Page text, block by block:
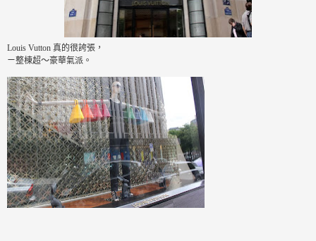
Louis Vutton 真的很誇張，
ㄧ整棟超～豪華氣派。